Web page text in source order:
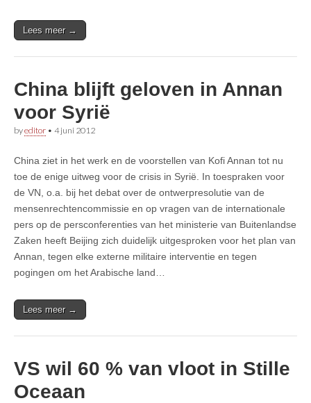
Lees meer →
China blijft geloven in Annan
voor Syrië
byeditor • 4 juni 2012
China ziet in het werk en de voorstellen van Kofi Annan tot nu
toe de enige uitweg voor de crisis in Syrië. In toespraken voor
de VN, o.a. bij het debat over de ontwerpresolutie van de
mensenrechtencommissie en op vragen van de internationale
pers op de persconferenties van het ministerie van Buitenlandse
Zaken heeft Beijing zich duidelijk uitgesproken voor het plan van
Annan, tegen elke externe militaire interventie en tegen
pogingen om het Arabische land…
Lees meer →
VS wil 60 % van vloot in Stille
Oceaan